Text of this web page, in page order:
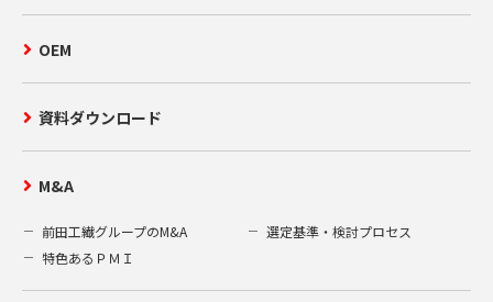
OEM
資料ダウンロード
M&A
前田工繊グループのM&A
選定基準・検討プロセス
特色あるＰＭＩ